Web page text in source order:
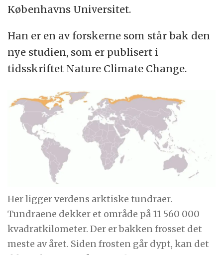
Københavns Universitet.
Han er en av forskerne som står bak den
nye studien, som er publisert i
tidsskriftet Nature Climate Change.
Her ligger verdens arktiske tundraer.
Tundraene dekker et område på 11 560 000
kvadratkilometer. Der er bakken frosset det
meste av året. Siden frosten går dypt, kan det